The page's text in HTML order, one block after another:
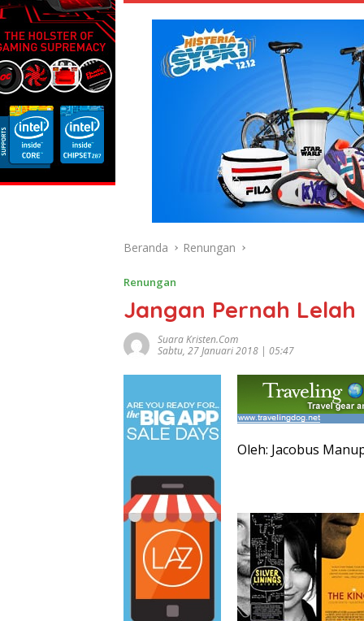
Beranda Renungan
Renungan
Jangan Pernah
Suara Kristen.com
Sabtu, 27 Januari 2018 | 05:47
Oleh: Jacobus